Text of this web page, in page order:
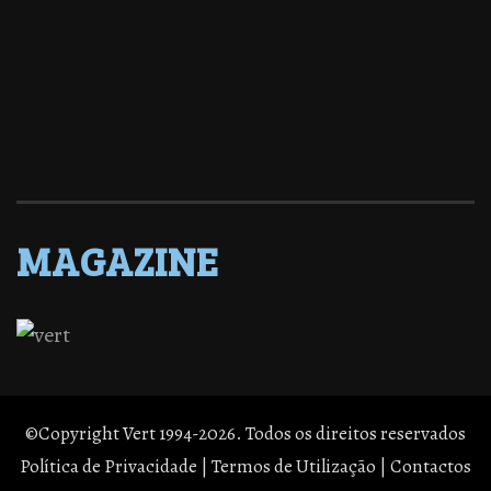
MAGAZINE
©Copyright Vert 1994-2026. Todos os direitos reservados
Política de Privacidade | Termos de Utilização | Contactos